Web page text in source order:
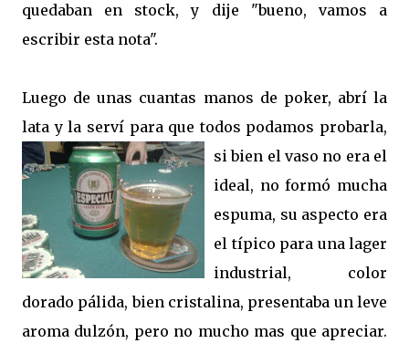
quedaban en stock, y dije "bueno, vamos a
escribir esta nota".
Luego de unas cuantas manos de poker, abrí la
lata y la serví para que todos podamos probarla,
si bien el vaso no era el
ideal, no formó mucha
espuma, su aspecto era
el típico para una lager
industrial, color
dorado pálida, bien cristalina, presentaba un leve
aroma dulzón, pero no mucho mas que apreciar.